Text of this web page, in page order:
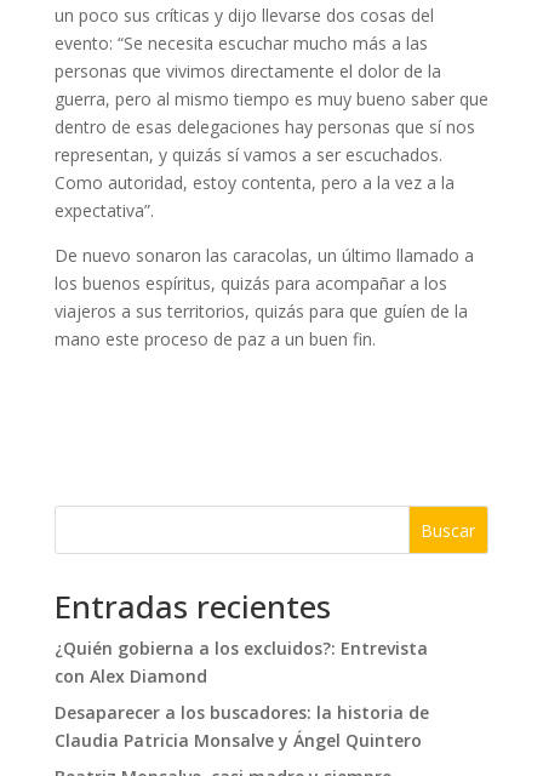
un poco sus críticas y dijo llevarse dos cosas del
evento: “Se necesita escuchar mucho más a las
personas que vivimos directamente el dolor de la
guerra, pero al mismo tiempo es muy bueno saber que
dentro de esas delegaciones hay personas que sí nos
representan, y quizás sí vamos a ser escuchados.
Como autoridad, estoy contenta, pero a la vez a la
expectativa”.
De nuevo sonaron las caracolas, un último llamado a
los buenos espíritus, quizás para acompañar a los
viajeros a sus territorios, quizás para que guíen de la
mano este proceso de paz a un buen fin.
Buscar
Entradas recientes
¿Quién gobierna a los excluidos?: Entrevista
con Alex Diamond
Desaparecer a los buscadores: la historia de
Claudia Patricia Monsalve y Ángel Quintero